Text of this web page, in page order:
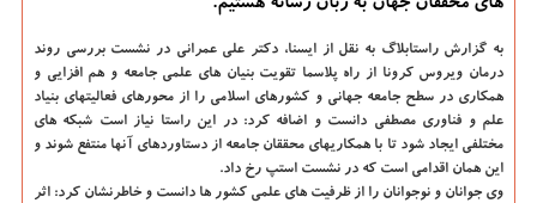
های محققان جهان به زبان رسانه هستیم.
به گزارش راستابلاگ به نقل از ایسنا، دکتر علی عمرانی در نشست بررسی روند
درمان ویروس کرونا از راه پلاسما تقویت بنیان های علمی جامعه و هم افزایی و
همکاری در سطح جامعه جهانی و کشورهای اسلامی را از محورهای فعالیتهای بنیاد
علم و فناوری مصطفی دانست و اضافه کرد: در این راستا نیاز است شبکه های
مختلفی ایجاد شود تا با همکاریهای محققان جامعه از دستاوردهای آنها منتفع شوند و
این همان اقدامی است که در نشست استپ رخ داد.
وی جوانان و نوجوانان را از ظرفیت های علمی کشور ها دانست و خاطرنشان کرد: اثر